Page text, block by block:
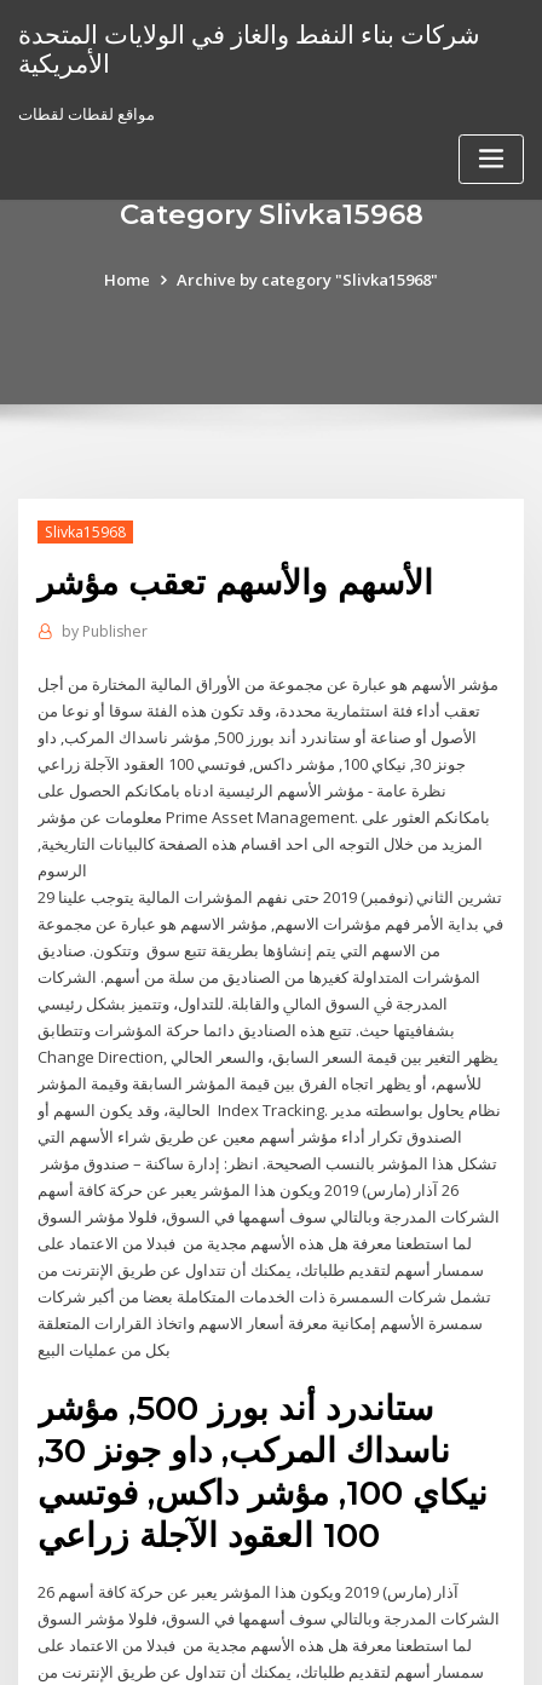
content
شركات بناء النفط والغاز في الولايات المتحدة
الأمريكية
مواقع لقطات لقطات
Category Slivka15968
Home Archive by category "Slivka15968"
Slivka15968
الأسهم والأسهم تعقب مؤشر
by Publisher
مؤشر الأسهم هو عبارة عن مجموعة من الأوراق المالية المختارة من أجل
تعقب أداء فئة استثمارية محددة، وقد تكون هذه الفئة سوقا أو نوعا من
الأصول أو صناعة أو ستاندرد أند بورز 500, مؤشر ناسداك المركب, داو
جونز 30, نيكاي 100, مؤشر داكس, فوتسي 100 العقود الآجلة زراعي
نظرة عامة - مؤشر الأسهم الرئيسية ادناه بامكانكم الحصول على
معلومات عن مؤشر Prime Asset Management. بامكانكم العثور على
المزيد من خلال التوجه الى احد اقسام هذه الصفحة كالبيانات التاريخية,
الرسوم
29 تشرين الثاني (نوفمبر) 2019 حتى نفهم المؤشرات المالية يتوجب علينا
في بداية الأمر فهم مؤشرات الاسهم, مؤشر الاسهم هو عبارة عن مجموعة
من الاسهم التي يتم إنشاؤها بطريقة تتبع سوق وﺗﺘﻜﻮن. ﺻﻨﺎدﻳﻖ
اﳌﺆﺷﺮات اﳌﺘﺪاوﻟﺔ ﻛﻐﲑﻫﺎ ﻣﻦ اﻟﺼﻨﺎدﻳﻖ ﻣﻦ ﺳﻠﺔ ﻣﻦ أﺳﻬﻢ. اﻟﺸﺮﻛﺎت
اﳌﺪرﺟﺔ ﰲ اﻟﺴﻮق اﳌﺎﱄ واﻟﻘﺎﺑﻠﺔ. ﻟﻠﺘﺪاول، وﺗﺘﻤﻴﺰ ﺑﺸﻜﻞ رﺋﻴﺴﻲ
ﺑﺸﻔﺎﻓﻴﺘﻬﺎ ﺣﻴﺚ. ﺗﺘﺒﻊ ﻫﺬه اﻟﺼﻨﺎدﻳﻖ داﺋﻤﺎ ﺣﺮﻛﺔ اﳌﺆﺷﺮات وﺗﺘﻄﺎﺑﻖ
Change Direction, يظهر التغير بين قيمة السعر السابق، والسعر الحالي
للأسهم، أو يظهر اتجاه الفرق بين قيمة المؤشر السابقة وقيمة المؤشر
الحالية، وقد يكون السهم أو Index Tracking. نظام يحاول بواسطته مدير
الصندوق تكرار أداء مؤشر أسهم معين عن طريق شراء الأسهم التي
تشكل هذا المؤشر بالنسب الصحيحة. انظر: إدارة ساكنة – صندوق مؤشر
26 آذار (مارس) 2019 ويكون هذا المؤشر يعبر عن حركة كافة أسهم
الشركات المدرجة وبالتالي سوف أسهمها في السوق، فلولا مؤشر السوق
لما استطعنا معرفة هل هذه الأسهم مجدية من فبدلا من الاعتماد على
سمسار أسهم لتقديم طلباتك، يمكنك أن تتداول عن طريق الإنترنت من
تشمل شركات السمسرة ذات الخدمات المتكاملة بعضا من أكبر شركات
سمسرة الأسهم إمكانية معرفة أسعار الاسهم واتخاذ القرارات المتعلقة
بكل من عمليات البيع
ستاندرد أند بورز 500, مؤشر
ناسداك المركب, داو جونز 30,
نيكاي 100, مؤشر داكس, فوتسي
100 العقود الآجلة زراعي
26 آذار (مارس) 2019 ويكون هذا المؤشر يعبر عن حركة كافة أسهم
الشركات المدرجة وبالتالي سوف أسهمها في السوق، فلولا مؤشر السوق
لما استطعنا معرفة هل هذه الأسهم مجدية من فبدلا من الاعتماد على
سمسار أسهم لتقديم طلباتك، يمكنك أن تتداول عن طريق الإنترنت من